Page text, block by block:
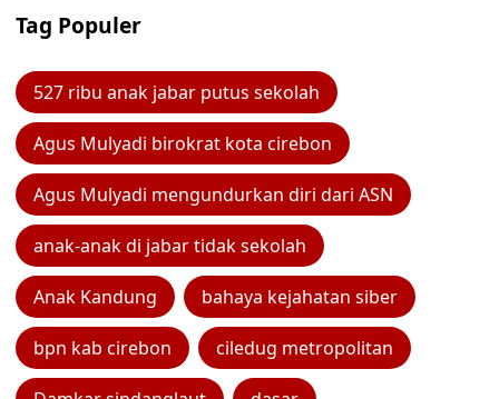
Tag Populer
527 ribu anak jabar putus sekolah
Agus Mulyadi birokrat kota cirebon
Agus Mulyadi mengundurkan diri dari ASN
anak-anak di jabar tidak sekolah
Anak Kandung bahaya kejahatan siber
bpn kab cirebon ciledug metropolitan